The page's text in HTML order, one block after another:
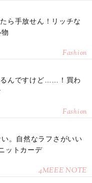
ら手放せん！リッチな
Fashion
るんですけど……！買わ
Fashion
。自然なラフさがいい
ットカーデ
4MEEE NOTE